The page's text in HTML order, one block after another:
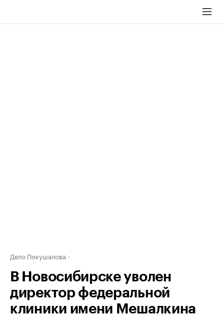
Дело Покушалова
В Новосибирске уволен
директор федеральной
клиники имени Мешалкина